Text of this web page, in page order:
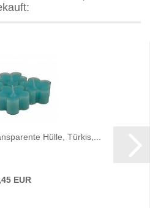
Hülle, Türkis,...
EUR